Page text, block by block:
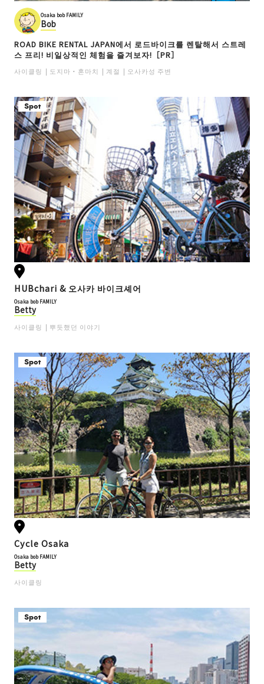
Osaka bob FAMILY
Bob
ROAD BIKE RENTAL JAPAN에서 로드바이크를 렌탈해서 스트레
스 프리! 비일상적인 체험을 즐겨보자!［PR］
사이클링 도지마・혼마치 계절 오사카성 주변
Spot
HUBchari & 오사카 바이크셰어
Osaka bob FAMILY
Betty
사이클링 뿌듯했던 이야기
Spot
Cycle Osaka
Osaka bob FAMILY
Betty
사이클링
Spot